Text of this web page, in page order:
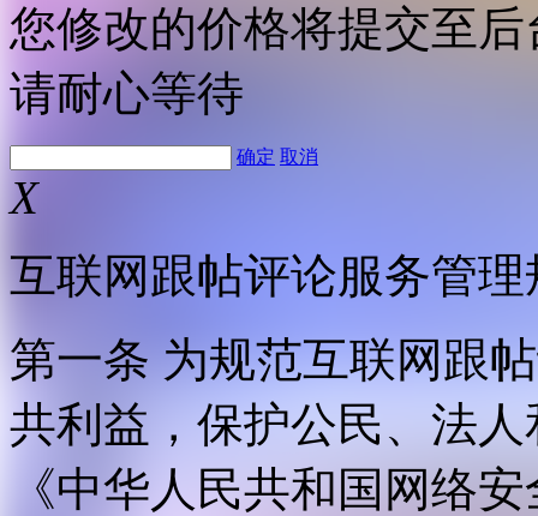
您修改的价格将提交至
请耐心等待
确定 取消
X
互联网跟帖评论服务管理
第一条 为规范互联网跟
共利益，保护公民、法
《中华人民共和国网络